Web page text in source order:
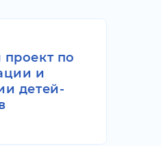
по
и
детей-